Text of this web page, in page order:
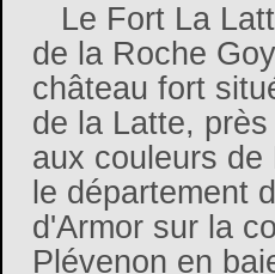
Le Fort La
de la Roche
château fort
de la Latte, près
aux couleurs de
le département
d'Armor sur la
Plévenon en